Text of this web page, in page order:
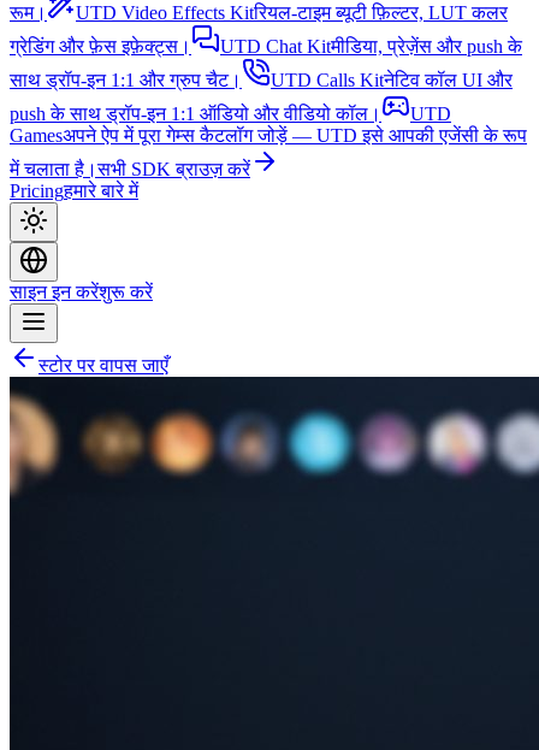
रूम।
UTD Video Effects Kitरियल-टाइम ब्यूटी फ़िल्टर, LUT कलर
ग्रेडिंग और फ़ेस इफ़ेक्ट्स।
UTD Chat Kitमीडिया, प्रेज़ेंस और push के
साथ ड्रॉप-इन 1:1 और ग्रुप चैट।
UTD Calls Kitनेटिव कॉल UI और
push के साथ ड्रॉप-इन 1:1 ऑडियो और वीडियो कॉल।
UTD
Gamesअपने ऐप में पूरा गेम्स कैटलॉग जोड़ें — UTD इसे आपकी एजेंसी के रूप
में चलाता है।सभी SDK ब्राउज़ करें
Pricingहमारे बारे में
साइन इन करेंशुरू करें
स्टोर पर वापस जाएँ